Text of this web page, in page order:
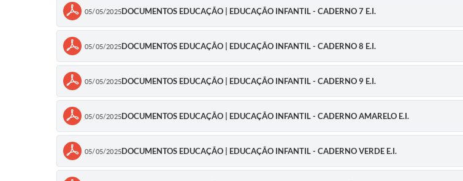
05/05/2025DOCUMENTOS EDUCAÇÃO | EDUCAÇÃO INFANTIL - CADERNO 7 E.I.
05/05/2025DOCUMENTOS EDUCAÇÃO | EDUCAÇÃO INFANTIL - CADERNO 8 E.I.
05/05/2025DOCUMENTOS EDUCAÇÃO | EDUCAÇÃO INFANTIL - CADERNO 9 E.I.
05/05/2025DOCUMENTOS EDUCAÇÃO | EDUCAÇÃO INFANTIL - CADERNO AMARELO E.I.
05/05/2025DOCUMENTOS EDUCAÇÃO | EDUCAÇÃO INFANTIL - CADERNO VERDE E.I.